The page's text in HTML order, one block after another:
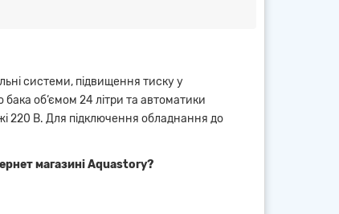
системи, підвищення тиску у
об‘ємом 24 літри та автоматики
220 В. Для підключення обладнання до
магазині Aquastory?